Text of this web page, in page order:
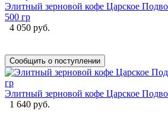
Элитный зерновой кофе Царское
500 гр
4 050 руб.
Сообщить о поступлении
Элитный зерновой кофе Царское
1 640 руб.